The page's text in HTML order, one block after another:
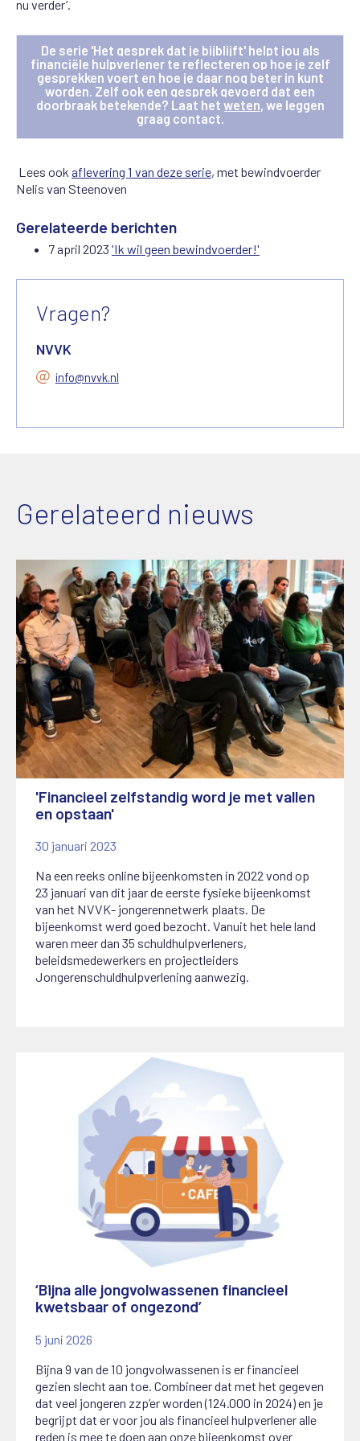
nu verder’.
De serie 'Het gesprek dat je bijblijft' helpt jou als
financiële hulpverlener te reflecteren op hoe je zelf
gesprekken voert en hoe je daar nog beter in kunt
worden. Zelf ook een gesprek gevoerd dat een
doorbraak betekende? Laat het weten, we leggen
graag contact.
Lees ook aflevering 1 van deze serie, met bewindvoerder
Nelis van Steenoven
Gerelateerde berichten
7 april 2023 'Ik wil geen bewindvoerder!'
Vragen?
NVVK
info@nvvk.nl
Gerelateerd nieuws
'Financieel zelfstandig word je met vallen
en opstaan'
30 januari 2023
Na een reeks online bijeenkomsten in 2022 vond op
23 januari van dit jaar de eerste fysieke bijeenkomst
van het NVVK- jongerennetwerk plaats. De
bijeenkomst werd goed bezocht. Vanuit het hele land
waren meer dan 35 schuldhulpverleners,
beleidsmedewerkers en projectleiders
Jongerenschuldhulpverlening aanwezig.
‘Bijna alle jongvolwassenen financieel
kwetsbaar of ongezond’
5 juni 2026
Bijna 9 van de 10 jongvolwassenen is er financieel
gezien slecht aan toe. Combineer dat met het gegeven
dat veel jongeren zzp’er worden (124.000 in 2024) en je
begrijpt dat er voor jou als financieel hulpverlener alle
reden is mee te doen aan onze bijeenkomst over